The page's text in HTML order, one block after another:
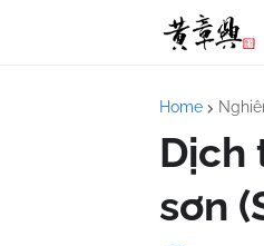
Home
Dịch
sơn